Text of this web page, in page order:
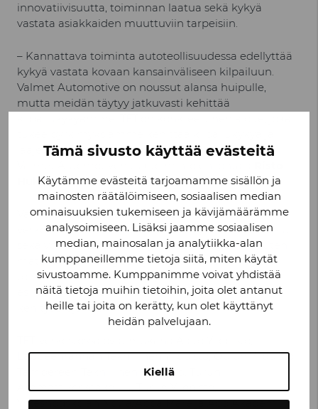
Tämä sivusto käyttää evästeitä
Käytämme evästeitä tarjoamamme sisällön ja
mainosten räätälöimiseen, sosiaalisen median
ominaisuuksien tukemiseen ja kävijämäärämme
analysoimiseen. Lisäksi jaamme sosiaalisen
median, mainosalan ja analytiikka-alan
kumppaneillemme tietoja siitä, miten käytät
sivustoamme. Kumppanimme voivat yhdistää
näitä tietoja muihin tietoihin, joita olet antanut
heille tai joita on kerätty, kun olet käyttänyt
heidän palvelujaan.
Kiellä
innovatiivisuutta, toiminnan laatua sekä kykyä
vastata asiakkaiden muuttuviin tarpeisiin.
– Kannattava toiminta autoteollisuudessa edellyttää
kykyä vastata kovaan kansainväliseen kilpailuun.
Valmet Automotive on noussut alansa huipulle,
mutta meidän täytyy jatkuvasti kehittää
laajentaa yhteistyöverkostoa Suomessa, kertoo
Hukkanen.
Valmet Automotivea kiinnostavia alueita TFT-
verkostossa ovat muun muassa logistiikan ratkaisut
sekä voimakkaasti kehittyviin teknologioihin, kuten
materiaaliteknologiaan ja digitalisointiin, liittyvät
toimintamallit. Luontevia yhteistyömuotoja ovat
esimerkiksi kokemusten vaihto ja erilaiset
kehitysprojektit.
Lappeenrannan Teknillinen Yliopisto, Oulun Yliopisto,
Tampereen Teknillinen Yliopisto, Turun
Ammattikorkeakoulu, Turun Yliopisto,
Yrkeshögskolan Novia/Aboa Mare ja Åbo Akademi.